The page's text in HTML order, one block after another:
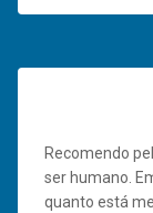
Recomendo
ser humano.
quanto está